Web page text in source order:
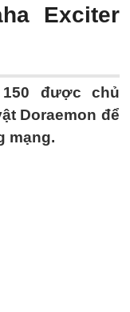
Exciter
150 được chủ
Doraemon để
mạng.